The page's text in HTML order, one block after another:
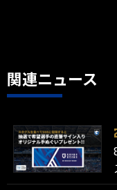
関連ニュース